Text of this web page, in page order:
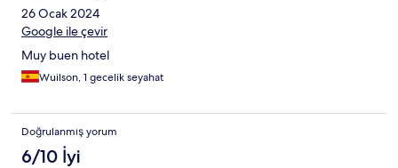
26 Ocak 2024
Google ile çevir
Muy buen hotel
Wuilson, 1 gecelik seyahat
Doğrulanmış yorum
6/10 İyi